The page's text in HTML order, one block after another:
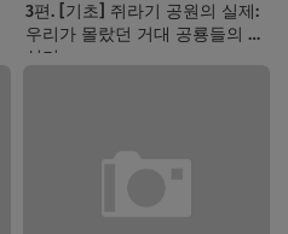
3편. [기초] 쥐라기 공원의 실제:
우리가 몰랐던 거대 공룡들의 전
성기